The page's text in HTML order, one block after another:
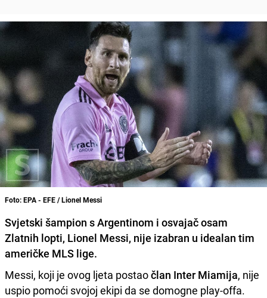
Foto: EPA - EFE / Lionel Messi
Svjetski šampion s Argentinom i osvajač osam
Zlatnih lopti, Lionel Messi, nije izabran u idealan tim
američke MLS lige.
Messi, koji je ovog ljeta postaočlan Inter Miamija, nije
uspio pomoći svojoj ekipi da se domogne play-offa.